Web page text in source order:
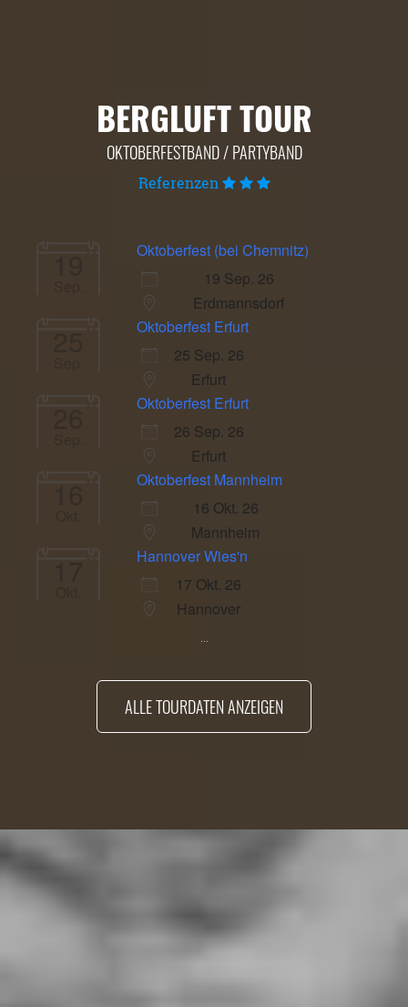
BERGLUFT TOUR
OKTOBERFESTBAND / PARTYBAND
Referenzen
19
Oktoberfest (bei Chemnitz)
19 Sep. 26
Erdmannsdorf
25
Oktoberfest Erfurt
25 Sep. 26
Erfurt
26
Oktoberfest Erfurt
26 Sep. 26
Erfurt
16
Oktoberfest Mannheim
16 Okt. 26
Mannheim
17
Hannover Wies'n
17 Okt. 26
Hannover
...
ALLE TOURDATEN ANZEIGEN